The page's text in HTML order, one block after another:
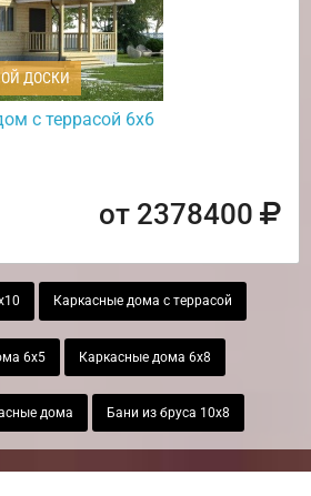
ДОСКИ
с террасой 6х6
от 2378400
Каркасные дома с террасой
6х5 Каркасные дома 6х8
дома Бани из бруса 10х8